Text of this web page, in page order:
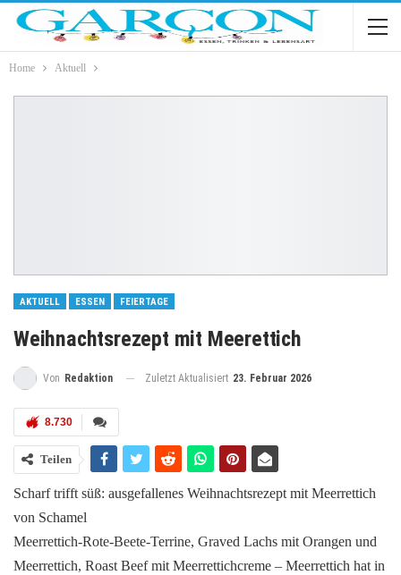
Home Aktuell
AKTUELL ESSEN FEIERTAGE
Weihnachtsrezept mit Meerettich
Von Redaktion Zuletzt Aktualisiert 23. Februar 2026
8.730
Teilen
Scharf trifft süß: ausgefallenes Weihnachtsrezept mit Meerrettich
von Schamel
Meerrettich-Rote-Beete-Terrine, Graved Lachs mit Orangen und
Meerrettich, Roast Beef mit Meerrettichcreme – Meerrettich hat in